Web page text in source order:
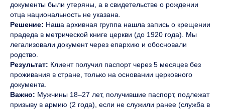
документы были утеряны, а в свидетельстве о рождении
отца национальность не указана.
Решение: Наша архивная группа нашла запись о крещении
прадеда в метрической книге церкви (до 1920 года). Мы
легализовали документ через епархию и обосновали
родство.
Результат: Клиент получил паспорт через 5 месяцев без
проживания в стране, только на основании церковного
документа.
Важно: Мужчины 18–27 лет, получившие паспорт, подлежат
призыву в армию (2 года), если не служили ранее (служба в